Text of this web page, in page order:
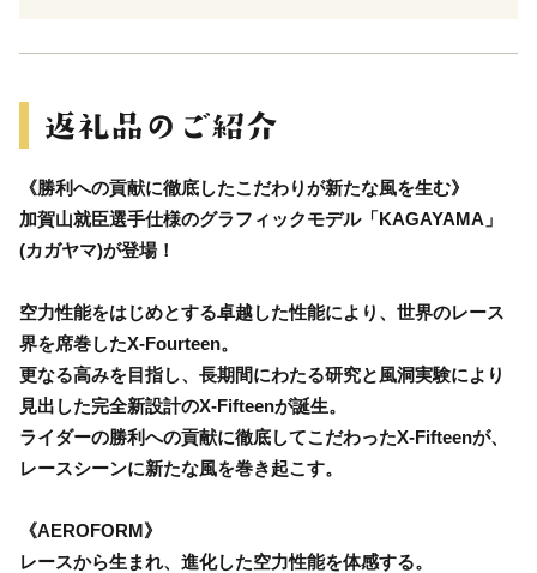
《勝利への貢献に徹底したこだわりが新たな風を生む》
加賀山就臣選手仕様のグラフィックモデル「KAGAYAMA」
(カガヤマ)が登場！
空力性能をはじめとする卓越した性能により、世界のレース
界を席巻したX-Fourteen。
更なる高みを目指し、長期間にわたる研究と風洞実験により
見出した完全新設計のX-Fifteenが誕生。
ライダーの勝利への貢献に徹底してこだわったX-Fifteenが、
レースシーンに新たな風を巻き起こす。
《AEROFORM》
レースから生まれ、進化した空力性能を体感する。